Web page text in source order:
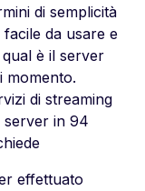
di semplicità
da usare e
è il server
momento.
di streaming
in 94
effettuato